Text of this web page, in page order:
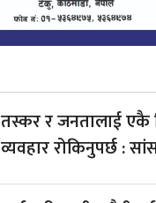
तस्कर र जनतालाई एकै
व्यवहार रोकिनुपर्छ :